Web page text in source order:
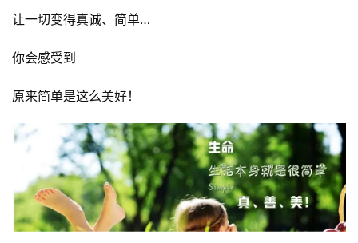
让一切变得真诚、简单…
你会感受到
原来简单是这么美好！